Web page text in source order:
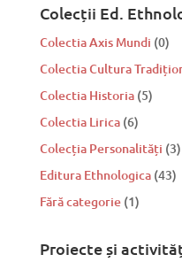
Colecții Ed.
Colectia Axis Mundi (0)
Colectia Cultura
Colectia Historia (5)
Colectia Lirica (6)
Colecția Personalități (3)
Editura Ethnologica (43)
Fără categorie (1)
Proiecte și